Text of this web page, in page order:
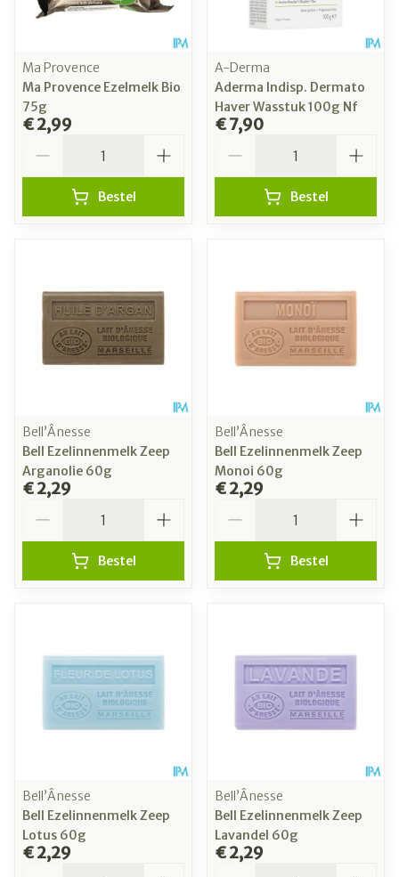
Ma Provence
Ma Provence Ezelmelk Bio
75g
€ 2,99
Bestel
A-Derma
Aderma Indisp. Dermato
Haver Wasstuk 100g Nf
€ 7,90
Bestel
Bell’Ânesse
Bell Ezelinnenmelk Zeep
Arganolie 60g
€ 2,29
Bestel
Bell’Ânesse
Bell Ezelinnenmelk Zeep
Monoi 60g
€ 2,29
Bestel
Bell’Ânesse
Bell Ezelinnenmelk Zeep
Lotus 60g
€ 2,29
Bell’Ânesse
Bell Ezelinnenmelk Zeep
Lavandel 60g
€ 2,29